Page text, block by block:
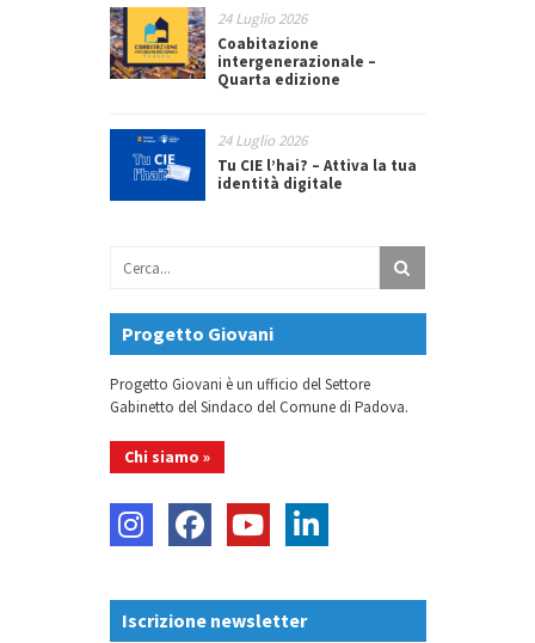
24 Luglio 2026
Coabitazione
intergenerazionale –
Quarta edizione
24 Luglio 2026
Tu CIE l’hai? – Attiva la tua
identità digitale
Progetto Giovani
Progetto Giovani è un ufficio del Settore
Gabinetto del Sindaco del Comune di Padova.
Chi siamo »
Iscrizione newsletter